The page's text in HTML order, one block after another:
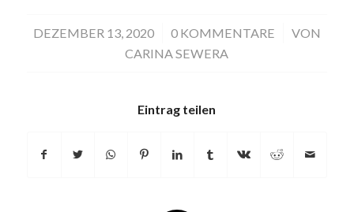
DEZEMBER 13, 2020
/ 0 KOMMENTARE
/
VON
CARINA SEWERA
Eintrag teilen